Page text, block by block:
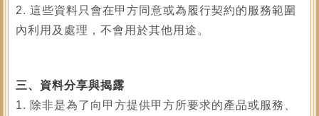
2. 這些資料只會在甲方同意或為履行契約的服務範圍
內利用及處理，不會用於其他用途。
三、資料分享與揭露
1. 除非是為了向甲方提供甲方所要求的產品或服務、